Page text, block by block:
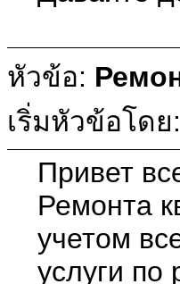
หัวข้อ:
เริ่มหัวข้อโดย:
Привет
Ремонта
учетом
услуги по